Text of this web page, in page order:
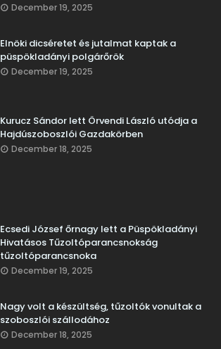
December 19, 2025
Elnöki dicséretet és jutalmat kaptak a
püspökladányi polgárőrök
December 19, 2025
Kurucz Sándor lett Örvendi László utódja a
Hajdúszoboszlói Gazdakörben
December 18, 2025
Ecsedi József őrnagy lett a Püspökladányi
Hivatásos Tűzoltóparancsnokság
tűzoltóparancsnoka
December 19, 2025
Nagy volt a készültség, tűzoltók vonultak a
szoboszlói szállodához
December 18, 2025